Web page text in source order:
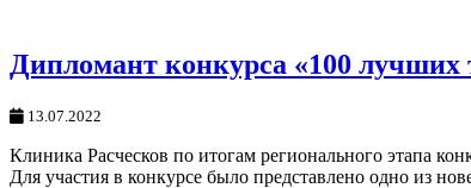
Дипломант конкурса «100 лучших
13.07.2022
Клиника Расческов по итогам регионального этапа
Для участия в конкурсе было представлено одно из